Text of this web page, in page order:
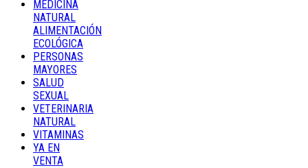
MEDICINA
NATURAL
ALIMENTACIÓN
ECOLÓGICA
PERSONAS
MAYORES
SALUD
SEXUAL
VETERINARIA
NATURAL
VITAMINAS
YA EN
VENTA